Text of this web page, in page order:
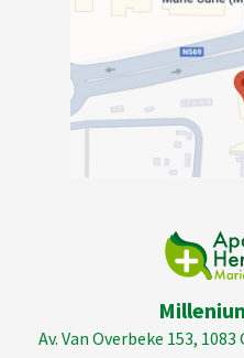
Av. Van Overbeke 153,